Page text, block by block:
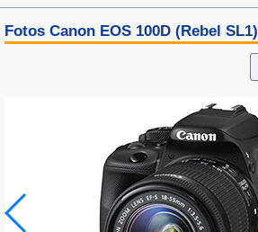
Fotos Canon EOS 100D (Rebel SL1)